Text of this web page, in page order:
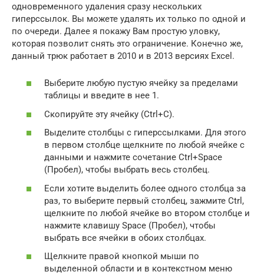
одновременного удаления сразу нескольких
гиперссылок. Вы можете удалять их только по одной и
по очереди. Далее я покажу Вам простую уловку,
которая позволит снять это ограничение. Конечно же,
данный трюк работает в 2010 и в 2013 версиях Excel.
Выберите любую пустую ячейку за пределами
таблицы и введите в нее 1.
Скопируйте эту ячейку (Ctrl+C).
Выделите столбцы с гиперссылками. Для этого
в первом столбце щелкните по любой ячейке с
данными и нажмите сочетание Ctrl+Space
(Пробел), чтобы выбрать весь столбец.
Если хотите выделить более одного столбца за
раз, то выберите первый столбец, зажмите Ctrl,
щелкните по любой ячейке во втором столбце и
нажмите клавишу Space (Пробел), чтобы
выбрать все ячейки в обоих столбцах.
Щелкните правой кнопкой мыши по
выделенной области и в контекстном меню